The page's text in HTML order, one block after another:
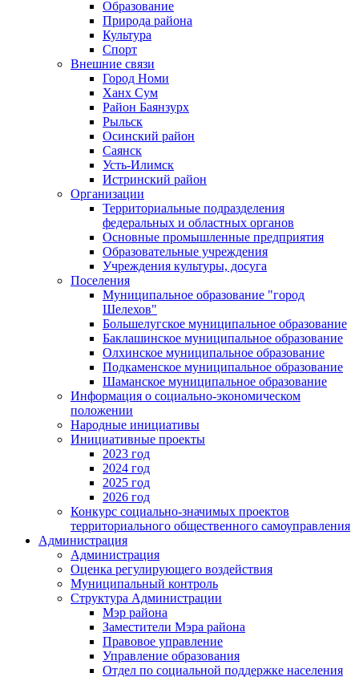
Образование
Природа района
Культура
Спорт
Внешние связи
Город Номи
Ханх Сум
Район Баянзурх
Рыльск
Осинский район
Саянск
Усть-Илимск
Истринский район
Организации
Территориальные подразделения
федеральных и областных органов
Основные промышленные предприятия
Образовательные учреждения
Учреждения культуры, досуга
Поселения
Муниципальное образование "город
Шелехов"
Большелугское муниципальное образование
Баклашинское муниципальное образование
Олхинское муниципальное образование
Подкаменское муниципальное образование
Шаманское муниципальное образование
Информация о социально-экономическом
положении
Народные инициативы
Инициативные проекты
2023 год
2024 год
2025 год
2026 год
Конкурс социально-значимых проектов
территориального общественного самоуправления
Администрация
Администрация
Оценка регулирующего воздействия
Муниципальный контроль
Структура Администрации
Мэр района
Заместители Мэра района
Правовое управление
Управление образования
Отдел по социальной поддержке населения